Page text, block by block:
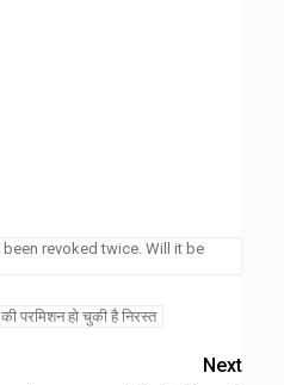
revoked twice. Will it be
परमिशन हो चुकी है निरस्त
Next